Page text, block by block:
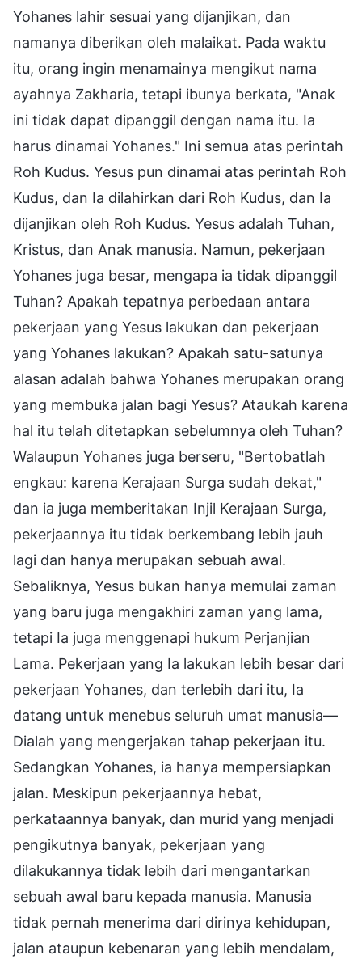
Yohanes lahir sesuai yang dijanjikan, dan
namanya diberikan oleh malaikat. Pada waktu
itu, orang ingin menamainya mengikut nama
ayahnya Zakharia, tetapi ibunya berkata, "Anak
ini tidak dapat dipanggil dengan nama itu. Ia
harus dinamai Yohanes." Ini semua atas perintah
Roh Kudus. Yesus pun dinamai atas perintah Roh
Kudus, dan Ia dilahirkan dari Roh Kudus, dan Ia
dijanjikan oleh Roh Kudus. Yesus adalah Tuhan,
Kristus, dan Anak manusia. Namun, pekerjaan
Yohanes juga besar, mengapa ia tidak dipanggil
Tuhan? Apakah tepatnya perbedaan antara
pekerjaan yang Yesus lakukan dan pekerjaan
yang Yohanes lakukan? Apakah satu-satunya
alasan adalah bahwa Yohanes merupakan orang
yang membuka jalan bagi Yesus? Ataukah karena
hal itu telah ditetapkan sebelumnya oleh Tuhan?
Walaupun Yohanes juga berseru, "Bertobatlah
engkau: karena Kerajaan Surga sudah dekat,"
dan ia juga memberitakan Injil Kerajaan Surga,
pekerjaannya itu tidak berkembang lebih jauh
lagi dan hanya merupakan sebuah awal.
Sebaliknya, Yesus bukan hanya memulai zaman
yang baru juga mengakhiri zaman yang lama,
tetapi Ia juga menggenapi hukum Perjanjian
Lama. Pekerjaan yang Ia lakukan lebih besar dari
pekerjaan Yohanes, dan terlebih dari itu, Ia
datang untuk menebus seluruh umat manusia—
Dialah yang mengerjakan tahap pekerjaan itu.
Sedangkan Yohanes, ia hanya mempersiapkan
jalan. Meskipun pekerjaannya hebat,
perkataannya banyak, dan murid yang menjadi
pengikutnya banyak, pekerjaan yang
dilakukannya tidak lebih dari mengantarkan
sebuah awal baru kepada manusia. Manusia
tidak pernah menerima dari dirinya kehidupan,
jalan ataupun kebenaran yang lebih mendalam,